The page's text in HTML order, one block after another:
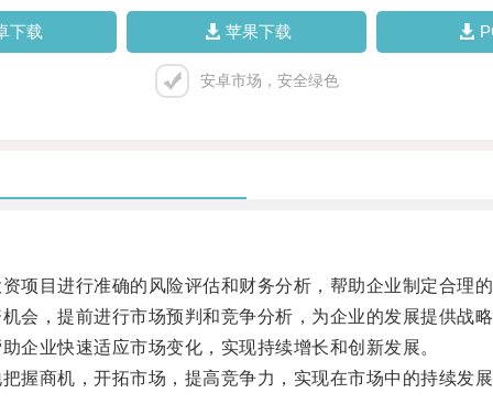
下载 苹果下载
安卓市场，安全绿色
目进行准确的风险评估和财务分析，帮助企业制定合理
，提前进行市场预判和竞争分析，为企业的发展提供战
业快速适应市场变化，实现持续增长和创新发展。
商机，开拓市场，提高竞争力，实现在市场中的持续发